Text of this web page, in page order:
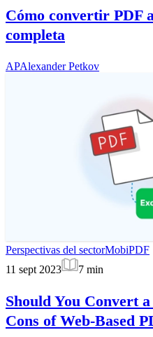
Cómo convertir PDF
completa
APAlexander Petkov
Perspectivas del sectorMobiPDF
11 sept 2023
7 min
Should You Convert
Cons of Web-Based